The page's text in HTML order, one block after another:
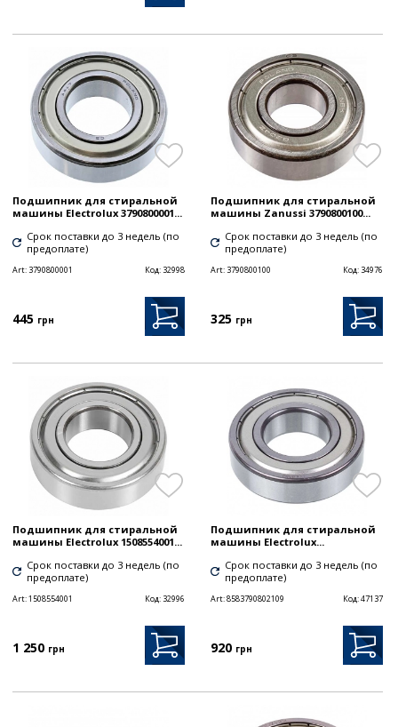
Подшипник для стиральной
машины Electrolux 3790800001...
Срок поставки до 3 недель (по
предоплате)
Art: 3790800001 Код: 32998
445 грн
Подшипник для стиральной
машины Zanussi 3790800100...
Срок поставки до 3 недель (по
предоплате)
Art: 3790800100 Код: 34976
325 грн
Подшипник для стиральной
машины Electrolux 1508554001...
Срок поставки до 3 недель (по
предоплате)
Art:1508554001 Код: 32996
1 250 грн
Подшипник для стиральной
машины Electrolux...
Срок поставки до 3 недель (по
предоплате)
Art:8583790802109 Код:47137
920 грн